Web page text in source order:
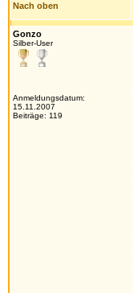
Nach oben
Gonzo
Silber-User
Anmeldungsdatum:
15.11.2007
Beiträge: 119